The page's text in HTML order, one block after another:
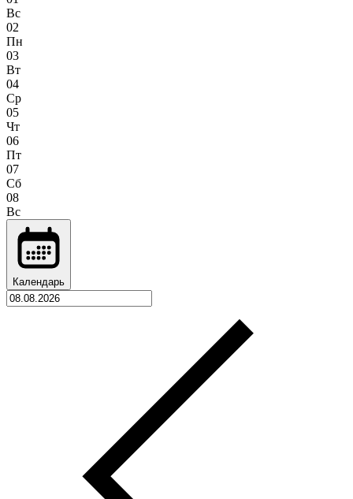
Вс
02
Пн
03
Вт
04
Ср
05
Чт
06
Пт
07
Сб
08
Вс
Календарь